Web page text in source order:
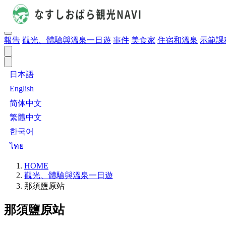
報告 觀光、體驗與溫泉一日遊 事件 美食家 住宿和溫泉 示範課
日本語
English
简体中文
繁體中文
한국어
ไทย
HOME
觀光、體驗與溫泉一日遊
那須鹽原站
那須鹽原站